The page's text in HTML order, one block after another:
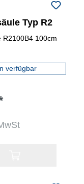
Typ R2
R2100B4 100cm
verfügbar